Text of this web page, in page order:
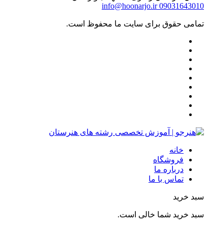
09031643010
info@hoonarjo.ir
تمامی حقوق برای سایت ما محفوظ است.
خانه
فروشگاه
درباره ما
تماس با ما
سبد خرید
سبد خرید شما خالی است.